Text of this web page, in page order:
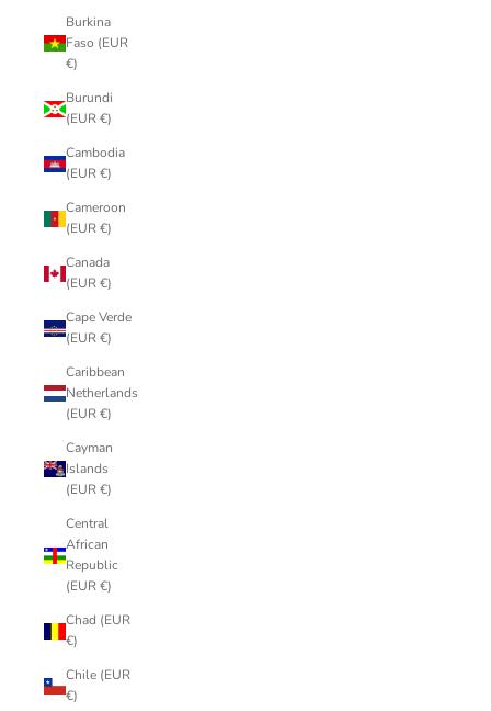
Burkina
Faso (EUR
€)
Burundi
(EUR €)
Cambodia
(EUR €)
Cameroon
(EUR €)
Canada
(EUR €)
Cape Verde
(EUR €)
Caribbean
Netherlands
(EUR €)
Cayman
Islands
(EUR €)
Central
African
Republic
(EUR €)
Chad (EUR
€)
Chile (EUR
€)